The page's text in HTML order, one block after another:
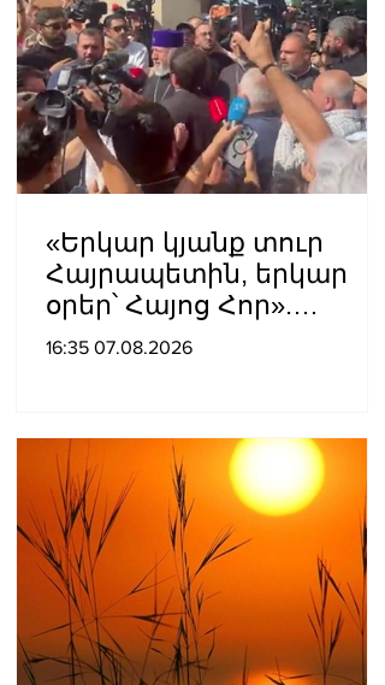
«Երկար կյանք տուր
Հայրապետին, երկար
օրեր՝ Հայոց Հոր».
քաղաքացիները
16:35 07.08.2026